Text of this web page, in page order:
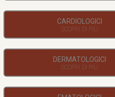
CARDIOLOGICI
DERMATOLOGICI